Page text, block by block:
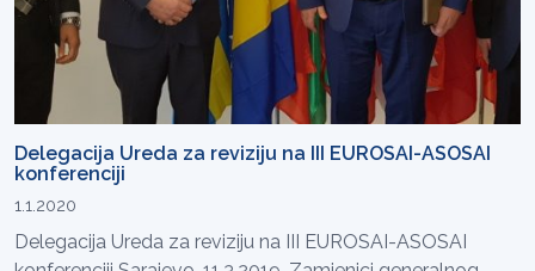
Delegacija Ureda za reviziju na III EUROSAI-ASOSAI
konferenciji
1.1.2020
Delegacija Ureda za reviziju na III EUROSAI-ASOSAI